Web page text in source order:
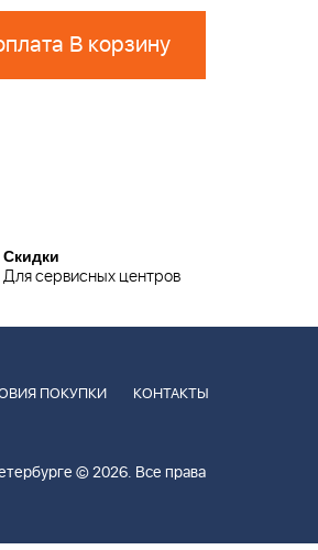
В корзину
Скидки
Для сервисных центров
ПОКУПКИ КОНТАКТЫ
© 2026. Все права